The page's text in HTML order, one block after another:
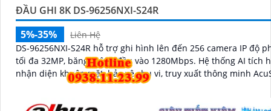
ĐẦU GHI 8K DS-96256NXI-S24R
5%-35%
Liên Hệ
DS-96256NXI-S24R hỗ trợ ghi hình lên đến 256 camera IP độ
tối đa 32MP, băng thông đầu vào 1280Mbps. Hệ thống AI tích hợp giúp
nhận diện khuôn mặt, bảo vệ chu vi, truy xuất thông minh